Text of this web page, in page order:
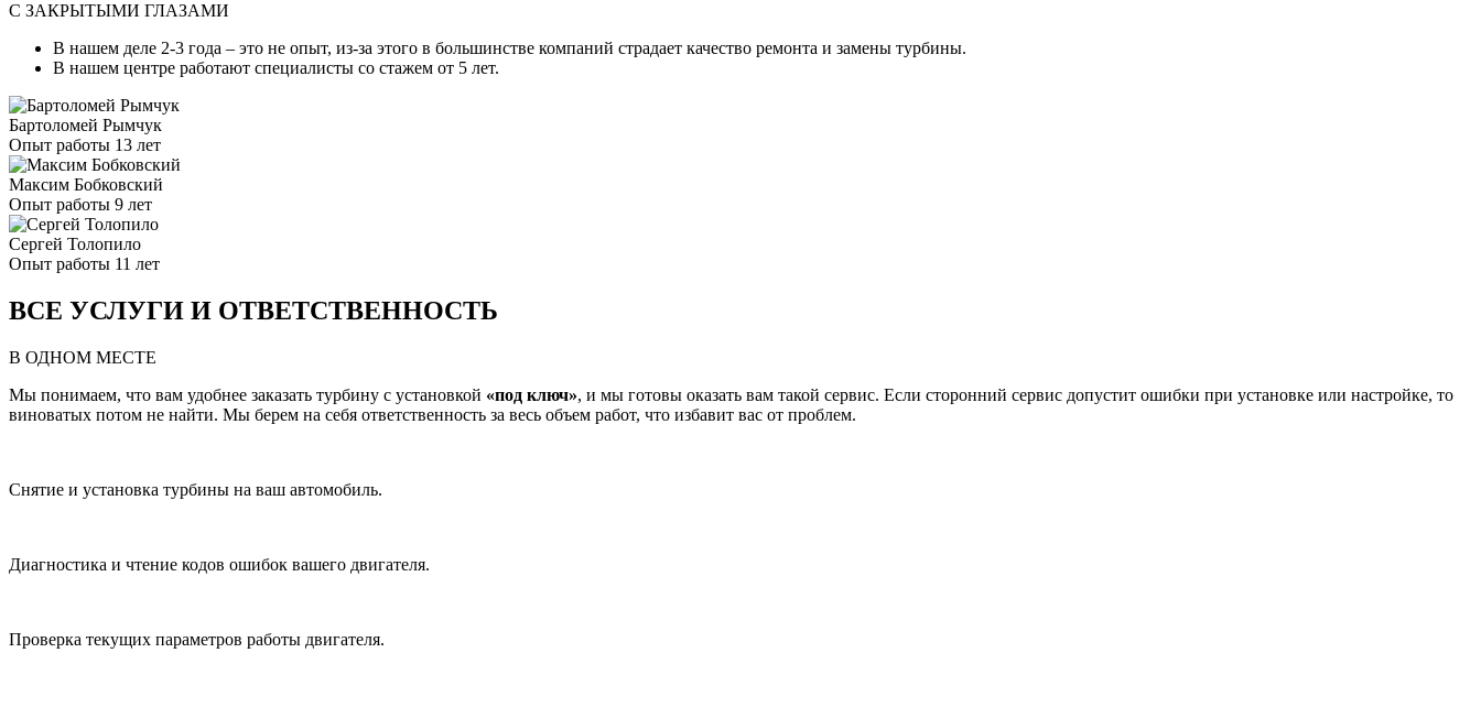
С ЗАКРЫТЫМИ ГЛАЗАМИ
В нашем деле 2-3 года – это не опыт, из-за этого в большинстве компаний страдает качество ремонта и замены турбины.
В нашем центре работают специалисты со стажем от 5 лет.
Бартоломей Рымчук
Опыт работы 13 лет
Максим Бобковский
Опыт работы 9 лет
Сергей Толопило
Опыт работы 11 лет
ВСЕ УСЛУГИ И ОТВЕТСТВЕННОСТЬ
В ОДНОМ МЕСТЕ
Мы понимаем, что вам удобнее заказать турбину с установкой «под ключ», и мы готовы оказать вам такой сервис. Если сторонний сервис допустит ошибки при установке или настройке, то
виноватых потом не найти. Мы берем на себя ответственность за весь объем работ, что избавит вас от проблем.
Снятие и установка турбины на ваш автомобиль.
Диагностика и чтение кодов ошибок вашего двигателя.
Проверка текущих параметров работы двигателя.